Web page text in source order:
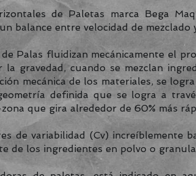
de Paletas marca Bega
balance entre velocidad de mezclado
Palas fluidizan mecánicamente el
la gravedad, cuando se mezclan
mecánica de los materiales, se
definida que se logra a
que gira alrededor de 60% más
de variabilidad (Cv) increíblemente
de los ingredientes en polvo o